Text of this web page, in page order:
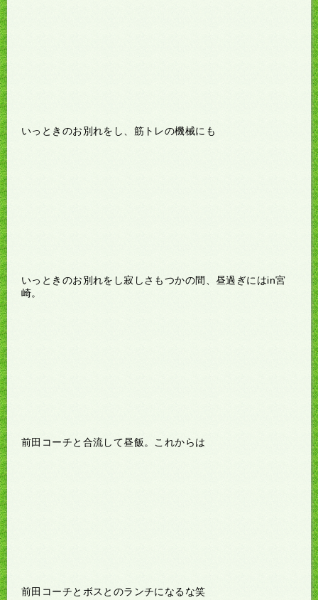
いっときのお別れをし、筋トレの機械にも
いっときのお別れをし寂しさもつかの間、昼過ぎにはin宮
崎。
前田コーチと合流して昼飯。これからは
前田コーチとボスとのランチになるな笑